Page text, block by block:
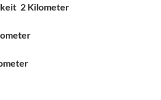
2 Kilometer